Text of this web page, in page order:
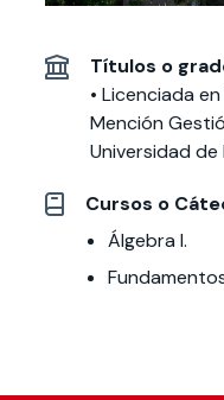
Títulos o
• Licenciada
Mención
Universidad de
Cursos o
Álgebra I.